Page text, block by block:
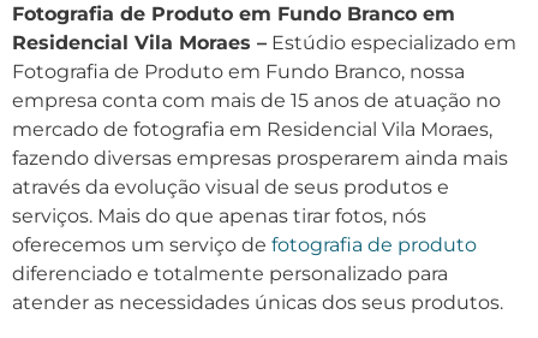
Fotografia de Produto em Fundo Branco em
Residencial Vila Moraes – Estúdio especializado em
Fotografia de Produto em Fundo Branco, nossa
empresa conta com mais de 15 anos de atuação no
mercado de fotografia em Residencial Vila Moraes,
fazendo diversas empresas prosperarem ainda mais
através da evolução visual de seus produtos e
serviços. Mais do que apenas tirar fotos, nós
oferecemos um serviço de fotografia de produto
diferenciado e totalmente personalizado para
atender as necessidades únicas dos seus produtos.